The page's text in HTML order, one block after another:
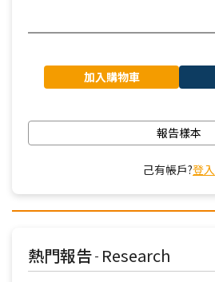
加入購物車
報告樣本
己有帳戶?登入
熱門報告 - Research